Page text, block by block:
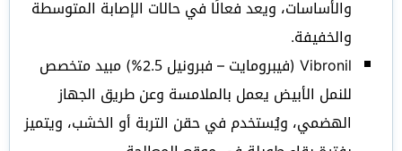
والأساسات، ويعد فعالًا في حالات الإصابة المتوسطة
والخفيفة.
Vibronil (فيبرومايت – فبرونيل 2.5%) مبيد متخصص
للنمل الأبيض يعمل بالملامسة وعن طريق الجهاز
الهضمي، ويُستخدم في حقن التربة أو الخشب، ويتميز